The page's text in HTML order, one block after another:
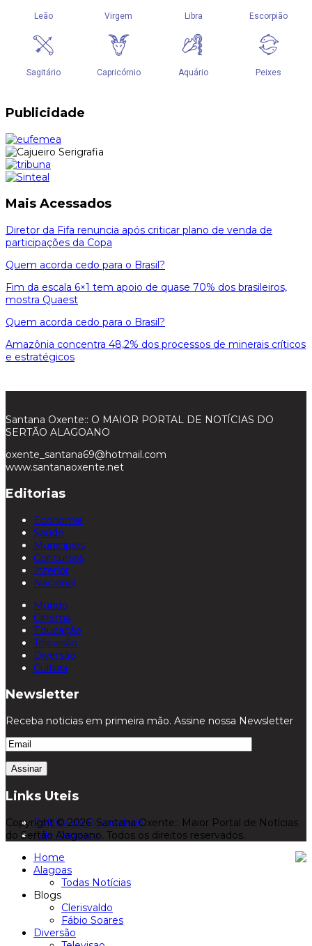
Publicidade
Mais Acessados
Diretor da Fifa renuncia após criticar plano de venda de
participações da Copa
Quem acorda cedo para o Brasil?
Fim da escala 6×1 tem apoio de quase 70% dos brasileiros,
mostra Quaest
Quem acorda cedo para o Brasil?
Amazônia concentra 48,2% dos processos de minerais críticos
e estratégicos
Santana Oxente:: O MAIOR PORTAL DE NOTÍCIAS DO
SERTÃO ALAGOANO
oxente_santana69@hotmail.com
www.santanaoxente.net
Editorias
Economia
Saúde
Municípios
Concursos
Interior
Nacional
Mundo
Cinema
Educação
Televisão
Diversão
Cultura
Newsletter
Receba noticias em primeira mão. Assine nossa Newsletter
Links Uteis
Política de Privacidade
Fale Conosco
Copyright © 2026. Santana Oxente:: Maior Portal de Notícias
do Sertão Alagoano. Todos os direitos reservados.
Home
Alagoas
Todas Notícias
Blogs
Clerisvaldo
Fábio Soares
Diversão